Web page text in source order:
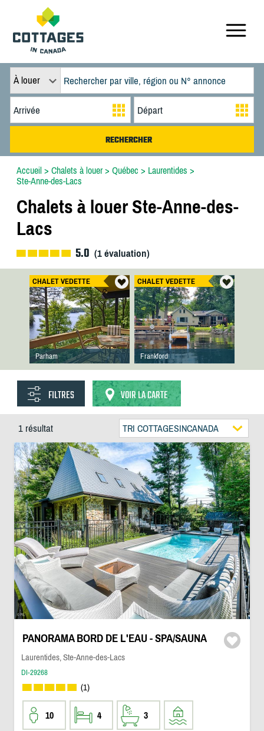
À louer
Accueil> Chalets à louer> Québec > Laurentides >
Ste-Anne-des-Lacs
Chalets à louer Ste-Anne-des-
Lacs
5.0 (1évaluation)
CHALET VEDETTE
Parham
CHALET VEDETTE
Frankford
FILTRES VOIR LA CARTE
1 résultat TRI COTTAGESINCANADA
PANORAMA BORD DE L'EAU - SPA/SAUNA
Laurentides, Ste-Anne-des-Lacs
DI-29268
(1)
10 4 3